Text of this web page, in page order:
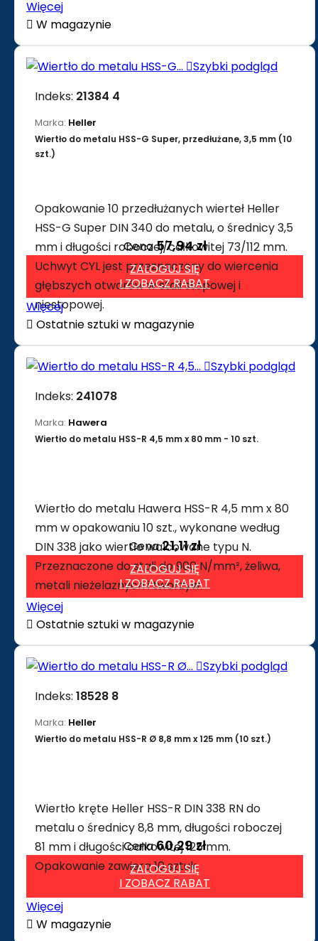
Więcej
 W magazynie
Szybki podgląd
Indeks: 21384 4
Marka: Heller
Wiertło do metalu HSS-G Super, przedłużane, 3,5 mm (10
szt.)
Opakowanie 10 przedłużanych wierteł Heller
HSS-G Super DIN 340 do metalu, o średnicy 3,5
mm i długości roboczej/całkowitej 73/112 mm.
Uchwyt CYL jest przeznaczony do wiercenia
głębszych otworów w stali stopowej i
niestopowej.
Cena57,94 zł
ZALOGUJ SIĘ
I ZOBACZ RABAT
Więcej
 Ostatnie sztuki w magazynie
Szybki podgląd
Indeks: 241078
Marka: Hawera
Wiertło do metalu HSS-R 4,5 mm x 80 mm - 10 szt.
Wiertło do metalu Hawera HSS-R 4,5 mm x 80
mm w opakowaniu 10 szt., wykonane według
DIN 338 jako wiertło walcowane typu N.
Przeznaczone do stali do 900 N/mm², żeliwa,
metali nieżelaznych i tworzyw.
Cena21,11 zł
ZALOGUJ SIĘ
I ZOBACZ RABAT
Więcej
 Ostatnie sztuki w magazynie
Szybki podgląd
Indeks: 18528 8
Marka: Heller
Wiertło do metalu HSS-R Ø 8,8 mm x 125 mm (10 szt.)
Wiertło kręte Heller HSS-R DIN 338 RN do
metalu o średnicy 8,8 mm, długości roboczej
81 mm i długości całkowitej 125 mm.
Opakowanie zawiera 10 sztuk.
Cena60,29 zł
ZALOGUJ SIĘ
I ZOBACZ RABAT
Więcej
 W magazynie